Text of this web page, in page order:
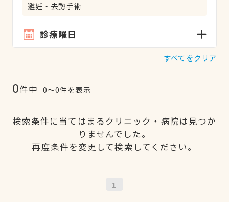
避妊・去勢手術
診療曜日
すべてをクリア
0件中 0〜0件を表示
検索条件に当てはまるクリニック・病院は見つか
りませんでした。
再度条件を変更して検索してください。
1